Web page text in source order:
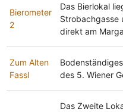
Bierometer
2
Das Bierlokal
Strobachgasse
direkt am
Zum Alten
Fassl
des 5. Wiener
Das Zweite